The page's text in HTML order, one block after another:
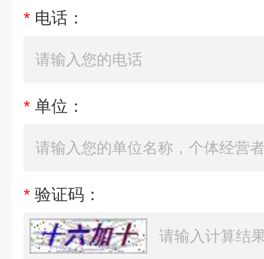
* 电话：
* 单位：
* 验证码：